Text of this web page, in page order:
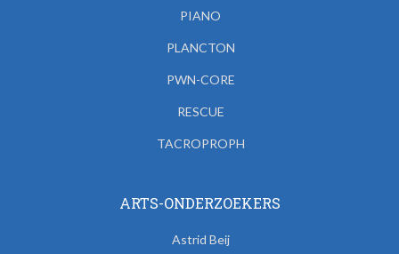
PIANO
PLANCTON
PWN-CORE
RESCUE
TACROPROPH
ARTS-ONDERZOEKERS
Astrid Beij